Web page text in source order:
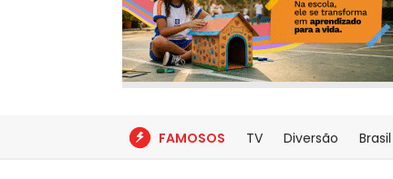
FAMOSOS TV Diversão Brasil